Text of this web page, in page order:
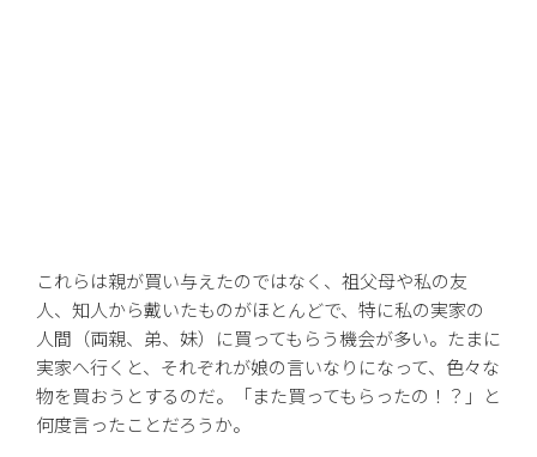
これらは親が買い与えたのではなく、祖父母や私の友
人、知人から戴いたものがほとんどで、特に私の実家の
人間（両親、弟、妹）に買ってもらう機会が多い。たまに
実家へ行くと、それぞれが娘の言いなりになって、色々な
物を買おうとするのだ。「また買ってもらったの！？」と
何度言ったことだろうか。